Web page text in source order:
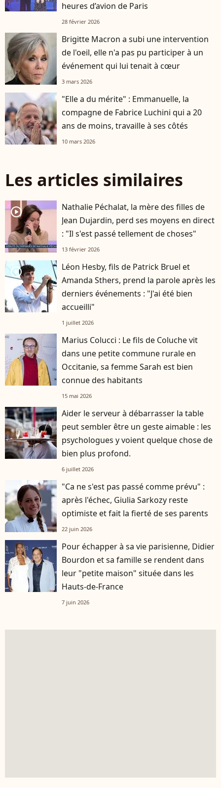
heures d’avion de Paris
28 février 2026
Brigitte Macron a subi une intervention
de l'oeil, elle n'a pas pu participer à un
événement qui lui tenait à cœur
3 mars 2026
"Elle a du mérite" : Emmanuelle, la
compagne de Fabrice Luchini qui a 20
ans de moins, travaille à ses côtés
10 mars 2026
Les articles similaires
player2
Nathalie Péchalat, la mère des filles de
Jean Dujardin, perd ses moyens en direct
: "Il s'est passé tellement de choses"
13 février 2026
player2
Léon Hesby, fils de Patrick Bruel et
Amanda Sthers, prend la parole après les
derniers événements : "J'ai été bien
accueilli"
1 juillet 2026
Marius Colucci : Le fils de Coluche vit
dans une petite commune rurale en
Occitanie, sa femme Sarah est bien
connue des habitants
15 mai 2026
Aider le serveur à débarrasser la table
peut sembler être un geste aimable : les
psychologues y voient quelque chose de
bien plus profond.
6 juillet 2026
"Ca ne s'est pas passé comme prévu" :
après l'échec, Giulia Sarkozy reste
optimiste et fait la fierté de ses parents
22 juin 2026
Pour échapper à sa vie parisienne, Didier
Bourdon et sa famille se rendent dans
leur "petite maison" située dans les
Hauts-de-France
7 juin 2026